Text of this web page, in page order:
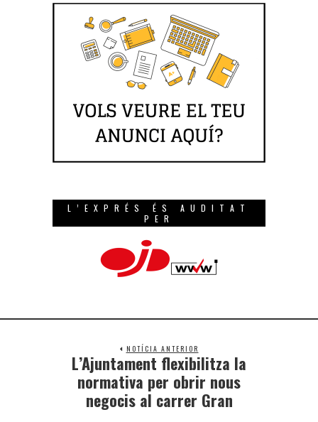
L’EXPRÉS ÉS AUDITAT
PER
NOTÍCIA ANTERIOR
L’Ajuntament flexibilitza la
normativa per obrir nous
negocis al carrer Gran